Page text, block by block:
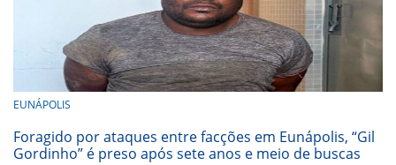
EUNÁPOLIS
Foragido por ataques entre facções em Eunápolis, “Gil
Gordinho” é preso após sete anos e meio de buscas